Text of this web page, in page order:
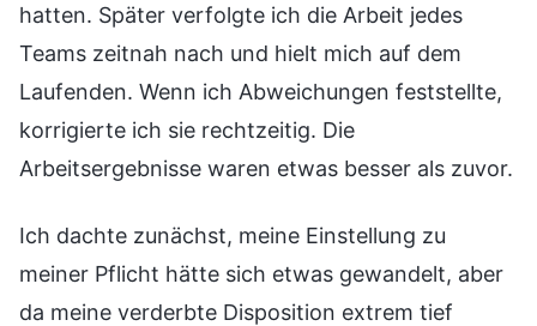
hatten. Später verfolgte ich die Arbeit jedes
Teams zeitnah nach und hielt mich auf dem
Laufenden. Wenn ich Abweichungen feststellte,
korrigierte ich sie rechtzeitig. Die
Arbeitsergebnisse waren etwas besser als zuvor.
Ich dachte zunächst, meine Einstellung zu
meiner Pflicht hätte sich etwas gewandelt, aber
da meine verderbte Disposition extrem tief